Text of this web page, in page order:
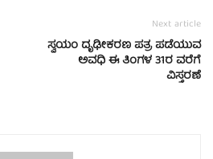
Next article
ಸ್ವಯಂ ದೃಢೀಕರಣ ಪತ್ರ ಪಡೆಯುವ
ಅವಧಿ ಈ ತಿಂಗಳ 31ರ ವರೆಗೆ
ವಿಸ್ತರಣೆ